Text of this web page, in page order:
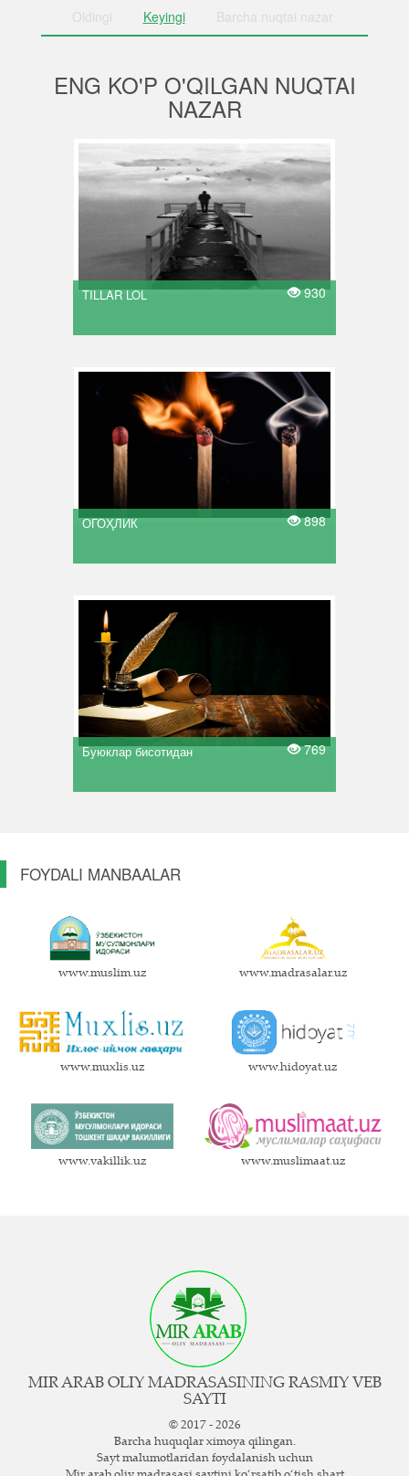
Oldingi Keyingi Barcha nuqtai nazar
ENG KO'P O'QILGAN NUQTAI
NAZAR
TILLAR LOL 930
ОГОҲЛИК 898
Буюклар бисотидан 769
FOYDALI MANBAALAR
www.muslim.uz www.madrasalar.uz
www.muxlis.uz www.hidoyat.uz
www.vakillik.uz www.muslimaat.uz
MIR ARAB OLIY MADRASASINING RASMIY VEB
SAYTI
© 2017 - 2026
Barcha huquqlar ximoya qilingan.
Sayt ma`lumotlaridan foydalanish uchun